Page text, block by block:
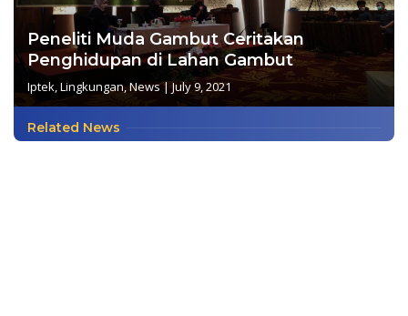
Peneliti Muda Gambut Ceritakan
Penghidupan di Lahan Gambut
Iptek Lingkungan,News|July 9, 2021
Related News